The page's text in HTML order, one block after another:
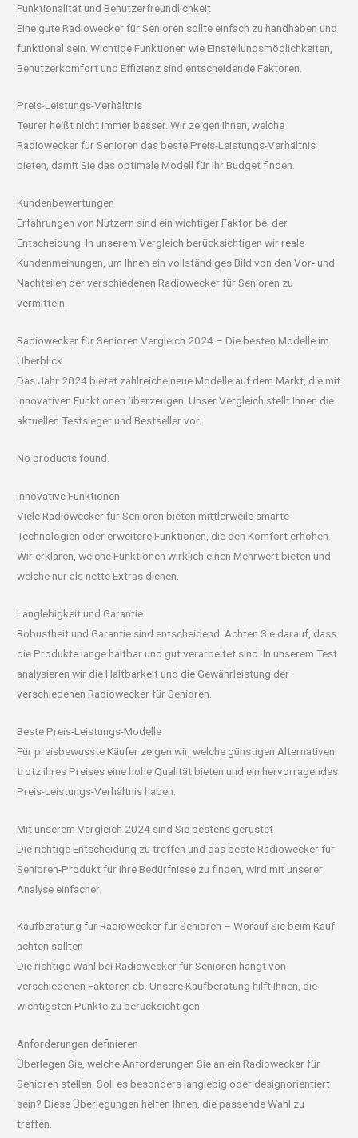
Funktionalität und Benutzerfreundlichkeit
Eine gute Radiowecker für Senioren sollte einfach zu handhaben und
funktional sein. Wichtige Funktionen wie Einstellungsmöglichkeiten,
Benutzerkomfort und Effizienz sind entscheidende Faktoren.
Preis-Leistungs-Verhältnis
Teurer heißt nicht immer besser. Wir zeigen Ihnen, welche
Radiowecker für Senioren das beste Preis-Leistungs-Verhältnis
bieten, damit Sie das optimale Modell für Ihr Budget finden.
Kundenbewertungen
Erfahrungen von Nutzern sind ein wichtiger Faktor bei der
Entscheidung. In unserem Vergleich berücksichtigen wir reale
Kundenmeinungen, um Ihnen ein vollständiges Bild von den Vor- und
Nachteilen der verschiedenen Radiowecker für Senioren zu
vermitteln.
Radiowecker für Senioren Vergleich 2024 – Die besten Modelle im
Überblick
Das Jahr 2024 bietet zahlreiche neue Modelle auf dem Markt, die mit
innovativen Funktionen überzeugen. Unser Vergleich stellt Ihnen die
aktuellen Testsieger und Bestseller vor.
No products found.
Innovative Funktionen
Viele Radiowecker für Senioren bieten mittlerweile smarte
Technologien oder erweitere Funktionen, die den Komfort erhöhen.
Wir erklären, welche Funktionen wirklich einen Mehrwert bieten und
welche nur als nette Extras dienen.
Langlebigkeit und Garantie
Robustheit und Garantie sind entscheidend. Achten Sie darauf, dass
die Produkte lange haltbar und gut verarbeitet sind. In unserem Test
analysieren wir die Haltbarkeit und die Gewährleistung der
verschiedenen Radiowecker für Senioren.
Beste Preis-Leistungs-Modelle
Für preisbewusste Käufer zeigen wir, welche günstigen Alternativen
trotz ihres Preises eine hohe Qualität bieten und ein hervorragendes
Preis-Leistungs-Verhältnis haben.
Mit unserem Vergleich 2024 sind Sie bestens gerüstet
Die richtige Entscheidung zu treffen und das beste Radiowecker für
Senioren-Produkt für Ihre Bedürfnisse zu finden, wird mit unserer
Analyse einfacher.
Kaufberatung für Radiowecker für Senioren – Worauf Sie beim Kauf
achten sollten
Die richtige Wahl bei Radiowecker für Senioren hängt von
verschiedenen Faktoren ab. Unsere Kaufberatung hilft Ihnen, die
wichtigsten Punkte zu berücksichtigen.
Anforderungen definieren
Überlegen Sie, welche Anforderungen Sie an ein Radiowecker für
Senioren stellen. Soll es besonders langlebig oder designorientiert
sein? Diese Überlegungen helfen Ihnen, die passende Wahl zu
treffen.